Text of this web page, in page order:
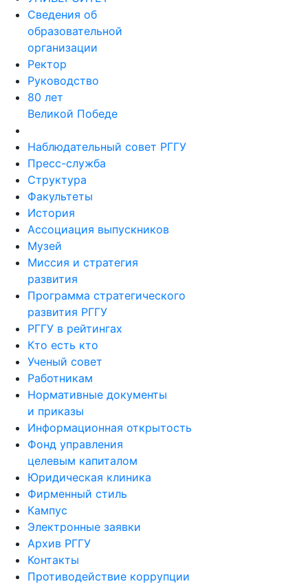
Сведения об
образовательной
организации
Ректор
Руководство
80 лет
Великой Победе
Наблюдательный совет РГГУ
Пресс-служба
Структура
Факультеты
История
Ассоциация выпускников
Музей
Миссия и стратегия
развития
Программа стратегического
развития РГГУ
РГГУ в рейтингах
Кто есть кто
Ученый совет
Работникам
Нормативные документы
и приказы
Информационная открытость
Фонд управления
целевым капиталом
Юридическая клиника
Фирменный стиль
Кампус
Электронные заявки
Архив РГГУ
Контакты
Противодействие коррупции